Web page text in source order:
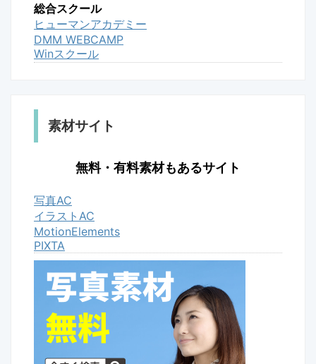
総合スクール
ヒューマンアカデミー
DMM WEBCAMP
Winスクール
素材サイト
無料・有料素材もあるサイト
写真AC
イラストAC
MotionElements
PIXTA